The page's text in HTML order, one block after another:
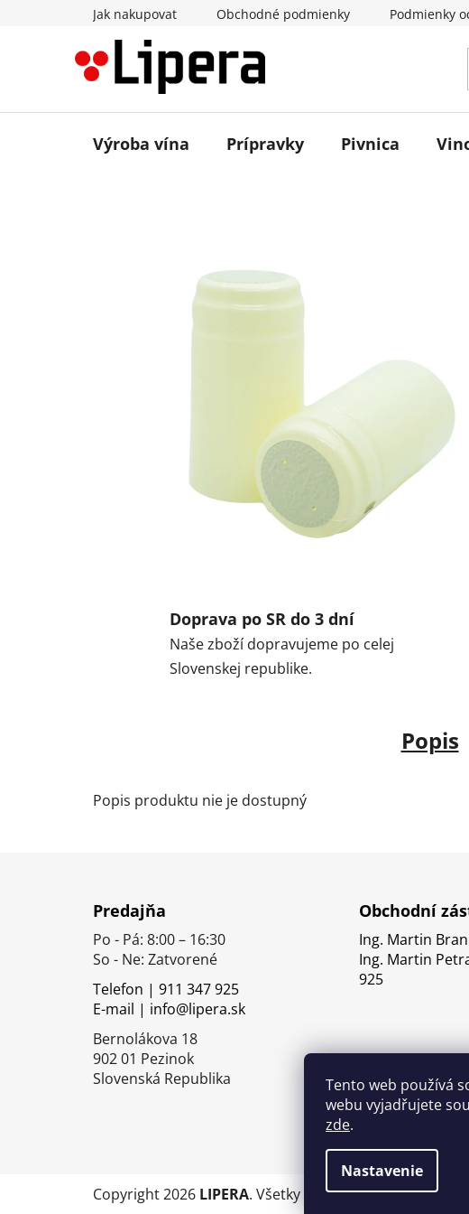
Tento web používá
webu vyjadřujete
zde.
Nastavenie
Jak nakupovat Obchodné podmienky Podmienky
Výroba vína Prípravky Pivnica
Doprava po SR do 3 dní
Naše zboží dopravujeme po celej
Slovenskej republike.
Popis
Popis produktu nie je dostupný
Predajňa
Po - Pá: 8:00 – 16:30
So - Ne: Zatvorené
Telefon | 911 347 925
E-mail | info@lipera.sk
Bernolákova 18
902 01 Pezinok
Slovenská Republika
Obchodní
Ing. Martin
Ing. Martin
925
Copyright 2026 LIPERA. Všetky práva vyhradené.